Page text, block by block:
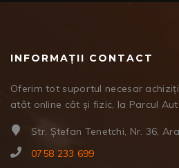
INFORMAȚII CONTACT
Oferim tot suportul necesar
atât online cât și fizic, la Parcul
Str. Ștefan Tenetchi, Nr. 36,
0758 233 699